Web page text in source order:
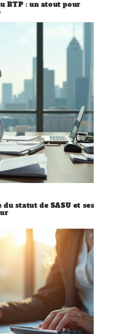
BTP : un atout pour
statut de SASU et ses